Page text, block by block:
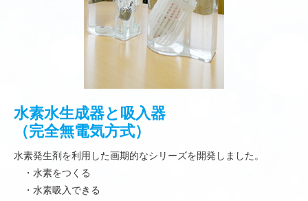
水素水生成器と吸入器
（完全無電気方式）
水素発生剤を利用した画期的なシリーズを開発しました。
・水素をつくる
・水素吸入できる